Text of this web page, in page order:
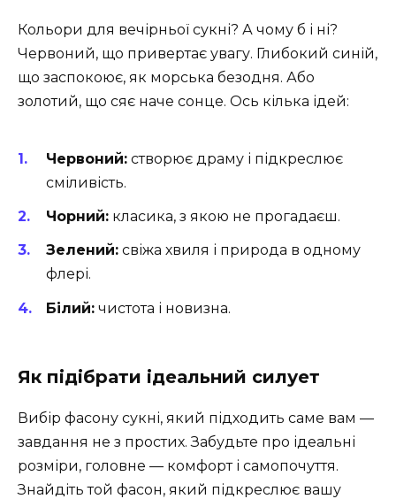
Кольори для вечірньої сукні? А чому б і ні?
Червоний, що привертає увагу. Глибокий синій,
що заспокоює, як морська безодня. Або
золотий, що сяє наче сонце. Ось кілька ідей:
Червоний: створює драму і підкреслює
сміливість.
Чорний: класика, з якою не прогадаєш.
Зелений: свіжа хвиля і природа в одному
флері.
Білий: чистота і новизна.
Як підібрати ідеальний силует
Вибір фасону сукні, який підходить саме вам —
завдання не з простих. Забудьте про ідеальні
розміри, головне — комфорт і самопочуття.
Знайдіть той фасон, який підкреслює вашу